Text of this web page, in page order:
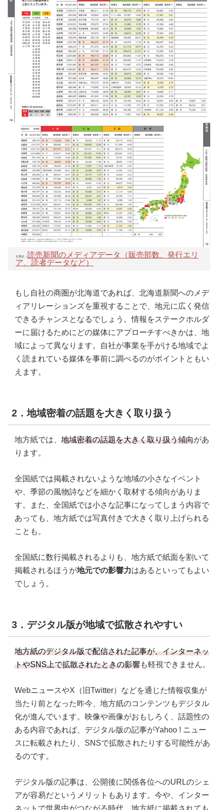
引用元： 読売新聞のメディアデータ（販売部数、発行エリ
ア、読者データなど）
もし自社の商圏が北海道であれば、北海道新聞へのメデ
ィアリレーションズを重視することで、地元に広く発信
できるチャンスとなるでしょう。情報をステークホルダ
ーに届けるためにどの媒体にアプローチすべきかは、地
域によって異なります。自社が事業を手がける地域でよ
く読まれている媒体を事前に調べるのがポイントともい
えます。
2．地域密着の話題を大きく取り扱う
地方紙では、 地域密着の話題を大きく取り扱う傾向があ
ります。
全国紙では掲載されないような地域の小さなイベント
や、季節の風物詩などを細かく取材する傾向がありま
す。また、全国紙では小さな記事になってしまう内容で
あっても、地方紙では写真付きで大きく取り上げられる
ことも。
全国紙に数行掲載されるよりも、地方紙で紙面を割いて
掲載されるほうが地元での影響力はあるといってもよい
でしょう。
3．デジタル版が地域で拡散されやすい
地方紙のデジタル版で配信された記事が、インターネッ
トやSNS上で拡散されたときの影響も軽視できません。
WebニュースやX（旧Twitter）などを通じた情報収集が
当たり前となった昨今、地方紙のコンテンツもデジタル
化が進んでいます。映像や画像がおもしろく、話題性の
ある内容であれば、デジタル版の記事がYahoo ! ニュー
スに転載されたり、SNSで拡散されたりする可能性があ
るのです。
デジタル版の記事は、公開後に関係各位へのURLのシェ
アが容易だというメリットもあります。今や、インター